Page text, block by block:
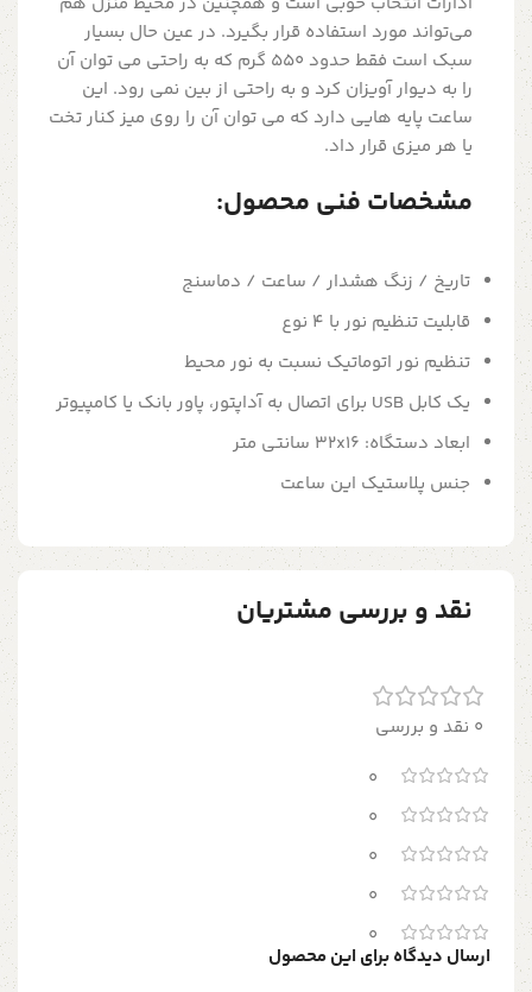
می‌تواند مورد استفاده قرار بگیرد. در عین حال بسیار
سبک است فقط حدود 550 گرم که به راحتی می توان آن
را به دیوار آویزان کرد و به راحتی از بین نمی رود. این
ساعت پایه هایی دارد که می توان آن را روی میز کنار تخت
یا هر میزی قرار داد.
مشخصات فنی محصول:
تاریخ / زنگ هشدار / ساعت / دماسنج
قابلیت تنظیم نور با 4 نوع
تنظیم نور اتوماتیک نسبت به نور محیط
یک کابل USB برای اتصال به آداپتور، پاور بانک یا کامپیوتر
ابعاد دستگاه: 32x16 سانتی متر
جنس پلاستیک این ساعت
نقد و بررسی مشتریان
0 نقد و بررسی
0
0
0
0
0
ارسال دیدگاه برای این محصول